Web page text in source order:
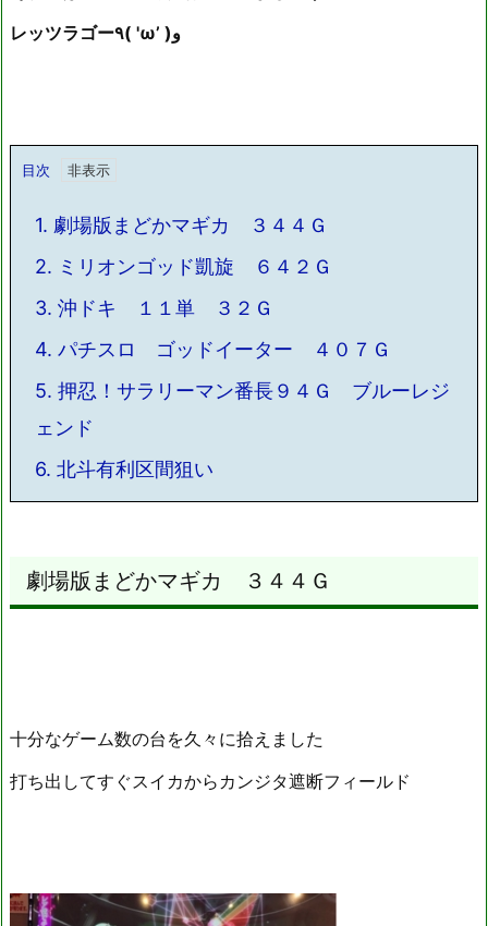
レッツラゴー٩( 'ω’ )و
目次
1. 劇場版まどかマギカ ３４４Ｇ
2. ミリオンゴッド凱旋 ６４２Ｇ
3. 沖ドキ １１単 ３２Ｇ
4. パチスロ ゴッドイーター ４０７Ｇ
5. 押忍！サラリーマン番長９４Ｇ ブルーレジ
ェンド
6. 北斗有利区間狙い
劇場版まどかマギカ ３４４Ｇ
十分なゲーム数の台を久々に拾えました
打ち出してすぐスイカからカンジタ遮断フィールド